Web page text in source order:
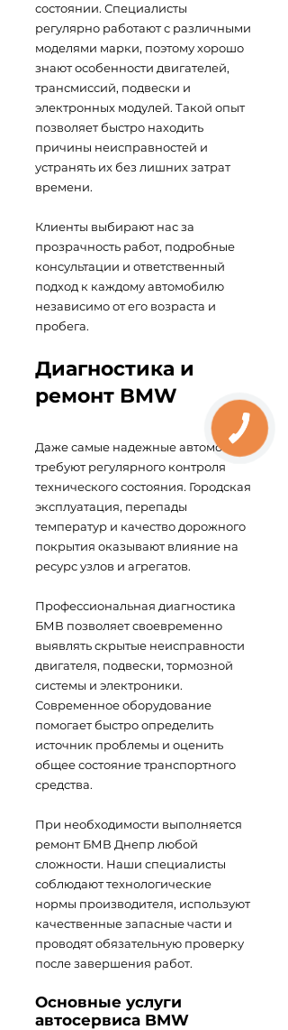
состоянии. Специалисты
регулярно работают с различными
моделями марки, поэтому хорошо
знают особенности двигателей,
трансмиссий, подвески и
электронных модулей. Такой опыт
позволяет быстро находить
причины неисправностей и
устранять их без лишних затрат
времени.
Клиенты выбирают нас за
прозрачность работ, подробные
консультации и ответственный
подход к каждому автомобилю
независимо от его возраста и
пробега.
Диагностика и
ремонт BMW
Даже самые надежные автомобили
требуют регулярного контроля
технического состояния. Городская
эксплуатация, перепады
температур и качество дорожного
покрытия оказывают влияние на
ресурс узлов и агрегатов.
Профессиональная диагностика
БМВ позволяет своевременно
выявлять скрытые неисправности
двигателя, подвески, тормозной
системы и электроники.
Современное оборудование
помогает быстро определить
источник проблемы и оценить
общее состояние транспортного
средства.
При необходимости выполняется
ремонт БМВ Днепр любой
сложности. Наши специалисты
соблюдают технологические
нормы производителя, используют
качественные запасные части и
проводят обязательную проверку
после завершения работ.
Основные услуги
автосервиса BMW